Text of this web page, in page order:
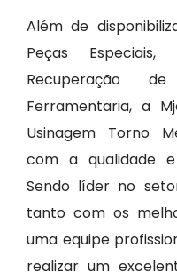
Além de
Peças
Recuperação
Ferramentaria, a
Usinagem Torno
com a qualidade
Sendo líder no
tanto com os
uma equipe
realizar um